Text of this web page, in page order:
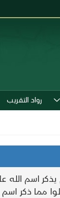
رواد التقريب
يذكر اسم
مما ذكر